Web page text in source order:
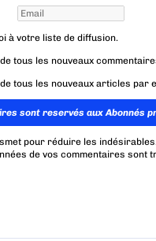
à votre liste de diffusion.
tous les nouveaux
tous les nouveaux articles par
sont reservés aux Abonnés
pour réduire les indésirables.
de vos commentaires sont